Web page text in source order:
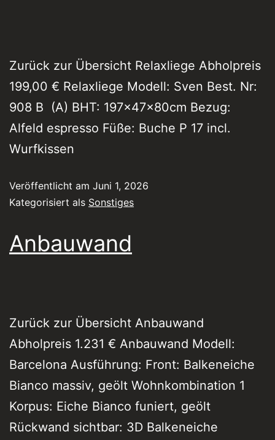
Zurück zur Übersicht Relaxliege Abholpreis
199,00 € Relaxliege Modell: Sven Best. Nr:
908 B (A) BHT: 197x47x80cm Bezug:
Alfeld espresso Füße: Buche P 17 incl.
Wurfkissen
Veröffentlicht am Juni 1, 2026
Kategorisiert als Sonstiges
Anbauwand
Zurück zur Übersicht Anbauwand
Abholpreis 1.231 € Anbauwand Modell:
Barcelona Ausführung: Front: Balkeneiche
Bianco massiv, geölt Wohnkombination 1
Korpus: Eiche Bianco funiert, geölt
Rückwand sichtbar: 3D Balkeneiche